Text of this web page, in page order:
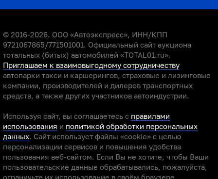
© 2016-2026. ООО «Автоэкспресс», ИНН/КПП
9721067865/771501001. Официальный сайт аукциона
тотальных (битых) автомобилей «TOTAL01.ru».
Приглашаем к взаимовыгодному сотрудничеству
автопарки такси и каршерингов, страховые и лизинговые
компании, производителей и дилеров транспортных
средств, а также других участников автоиндустрии.
Используя сайт, вы соглашаетесь с правилами
использования и политикой обработки персональных
данных. Сайт использует файлы «cookie» с целью
персонализации сервисов и повышения удобства
пользования веб-сайтом. Если Вы не хотите, чтобы Ваши
пользовательские данные обрабатывались, пожалуйста,
ограничьте их использование в своём браузере.